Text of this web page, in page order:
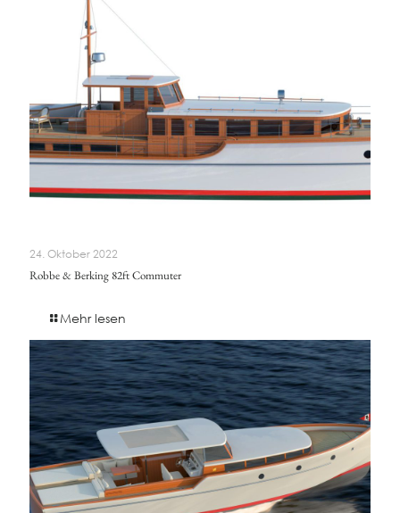
24. Oktober 2022
Robbe & Berking 82ft Commuter
Mehr lesen